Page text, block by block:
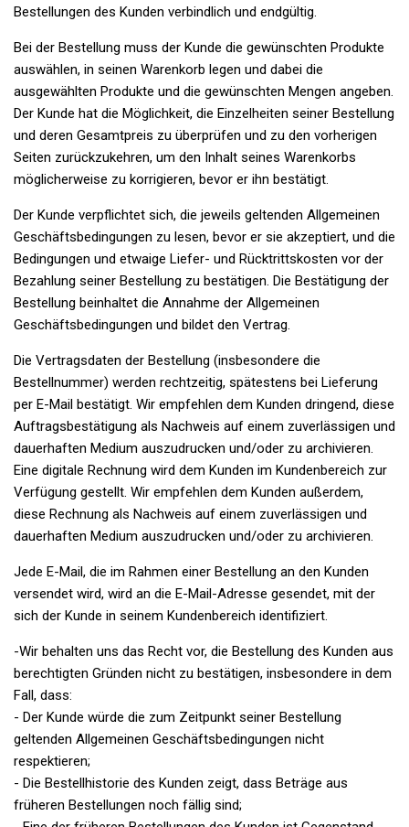
Bestellungen des Kunden verbindlich und endgültig.
Bei der Bestellung muss der Kunde die gewünschten Produkte
auswählen, in seinen Warenkorb legen und dabei die
ausgewählten Produkte und die gewünschten Mengen angeben.
Der Kunde hat die Möglichkeit, die Einzelheiten seiner Bestellung
und deren Gesamtpreis zu überprüfen und zu den vorherigen
Seiten zurückzukehren, um den Inhalt seines Warenkorbs
möglicherweise zu korrigieren, bevor er ihn bestätigt.
Der Kunde verpflichtet sich, die jeweils geltenden Allgemeinen
Geschäftsbedingungen zu lesen, bevor er sie akzeptiert, und die
Bedingungen und etwaige Liefer- und Rücktrittskosten vor der
Bezahlung seiner Bestellung zu bestätigen. Die Bestätigung der
Bestellung beinhaltet die Annahme der Allgemeinen
Geschäftsbedingungen und bildet den Vertrag.
Die Vertragsdaten der Bestellung (insbesondere die
Bestellnummer) werden rechtzeitig, spätestens bei Lieferung
per E-Mail bestätigt. Wir empfehlen dem Kunden dringend, diese
Auftragsbestätigung als Nachweis auf einem zuverlässigen und
dauerhaften Medium auszudrucken und/oder zu archivieren.
Eine digitale Rechnung wird dem Kunden im Kundenbereich zur
Verfügung gestellt. Wir empfehlen dem Kunden außerdem,
diese Rechnung als Nachweis auf einem zuverlässigen und
dauerhaften Medium auszudrucken und/oder zu archivieren.
Jede E-Mail, die im Rahmen einer Bestellung an den Kunden
versendet wird, wird an die E-Mail-Adresse gesendet, mit der
sich der Kunde in seinem Kundenbereich identifiziert.
-Wir behalten uns das Recht vor, die Bestellung des Kunden aus
berechtigten Gründen nicht zu bestätigen, insbesondere in dem
Fall, dass:
- Der Kunde würde die zum Zeitpunkt seiner Bestellung
geltenden Allgemeinen Geschäftsbedingungen nicht
respektieren;
- Die Bestellhistorie des Kunden zeigt, dass Beträge aus
früheren Bestellungen noch fällig sind;